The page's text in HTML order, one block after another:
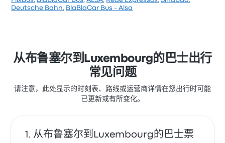
根据 13 条评论，该公司在 Busbud 上被评为 4.3 颗星。
Deutsche Bahn, BlaBlaCar Bus - Alsa
从布鲁塞尔到Luxembourg的巴士出行
常见问题
请注意，此处显示的时刻表、路线或运营商详情在您出行时可能
已更新或有所变化。
从布鲁塞尔到Luxembourg的巴士票